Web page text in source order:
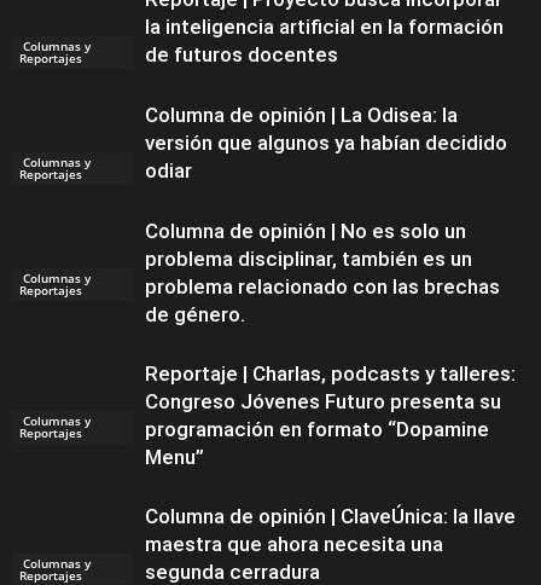
Columnas y
Reportajes
la inteligencia artificial en la formación
de futuros docentes
Columnas y
Reportajes
Columna de opinión | La Odisea: la
versión que algunos ya habían decidido
odiar
Columnas y
Reportajes
Columna de opinión | No es solo un
problema disciplinar, también es un
problema relacionado con las brechas
de género.
Columnas y
Reportajes
Reportaje | Charlas, podcasts y talleres:
Congreso Jóvenes Futuro presenta su
programación en formato “Dopamine
Menu”
Columnas y
Reportajes
Columna de opinión | ClaveÚnica: la llave
maestra que ahora necesita una
segunda cerradura